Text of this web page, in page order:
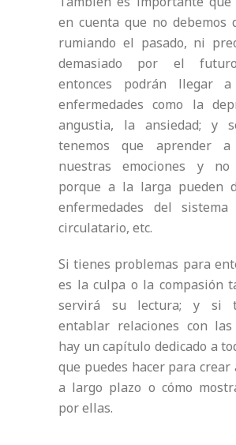
en cuenta que no debemos
rumiando el pasado, ni
demasiado por el
entonces podrán llegar a
enfermedades como la
angustia, la ansiedad; y
tenemos que aprender a
nuestras emociones y no
porque a la larga pueden
enfermedades del sistema
circulatario, etc.
Si tienes problemas para
es la culpa o la compasión
servirá su lectura; y si
entablar relaciones con las
hay un capítulo dedicado a
que puedes hacer para crear
a largo plazo o cómo
por ellas.